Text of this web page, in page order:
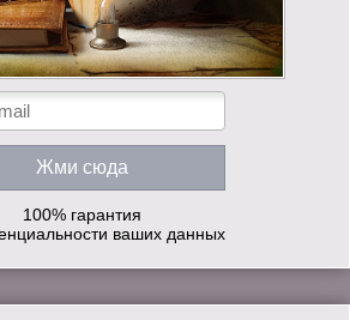
100% гарантия
ваших данных